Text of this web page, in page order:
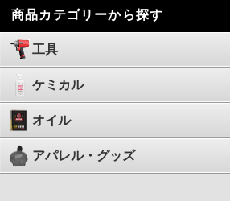
商品カテゴリーから探す
工具
ケミカル
オイル
アパレル・グッズ